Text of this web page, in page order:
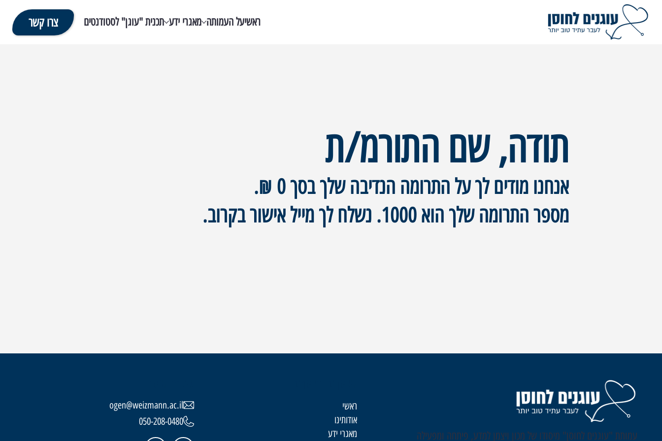
צרו קשר ראשיעל העמותה מאגרי ידע תכנית "עוגן" לסטודנטים
תודה, שם התורמ/ת
אנחנו מודים לך על התרומה הנדיבה שלך בסך ‏0 ‏₪.
מספר התרומה שלך הוא 1000. נשלח לך מייל אישור בקרוב.
עמותת "עוגנים לחוסן" מיסודו של מכון ויצמן למדע, פיתחה ומפעילה
ראשי
אודותינו
מאגרי ידע
ogen@weizmann.ac.il
050-208-0480